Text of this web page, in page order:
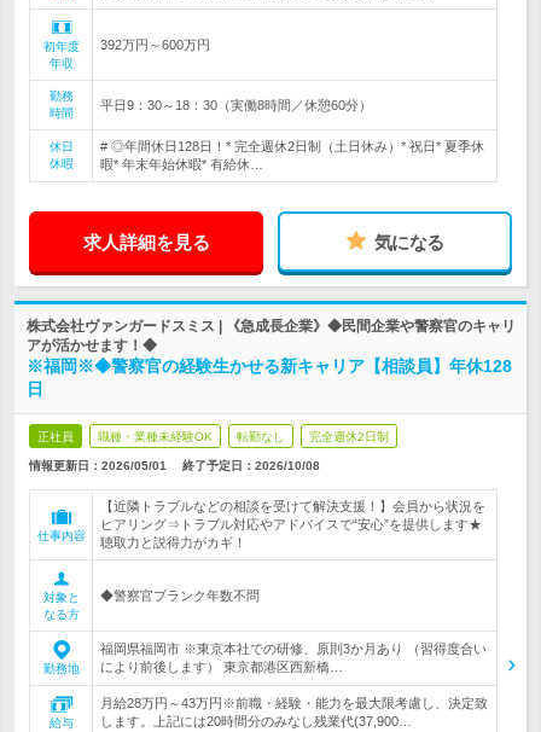
初年度
年収
392万円～600万円
勤務
時間
平日9：30～18：30（実働8時間／休憩60分）
休日
休暇
# ◎年間休日128日！* 完全週休2日制（土日休み）* 祝日* 夏季休
暇* 年末年始休暇* 有給休…
求人詳細を見る 気になる
株式会社ヴァンガードスミス | 《急成長企業》◆民間企業や警察官のキャリ
アが活かせます！◆
※福岡※◆警察官の経験生かせる新キャリア【相談員】年休128
日
正社員 職種・業種未経験OK 転勤なし 完全週休2日制
情報更新日：2026/05/01 終了予定日： 2026/10/08
仕事内容
【近隣トラブルなどの相談を受けて解決支援！】会員から状況を
ヒアリング⇒トラブル対応やアドバイスで“安心”を提供します★
聴取力と説得力がカギ！
対象と
なる方
◆警察官ブランク年数不問
勤務地
福岡県福岡市 ※東京本社での研修、原則3か月あり （習得度合い
により前後します） 東京都港区西新橋…
給与
月給28万円～43万円※前職・経験・能力を最大限考慮し、決定致
します。上記には20時間分のみなし残業代(37,900…